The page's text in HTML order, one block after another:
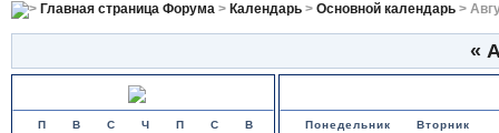
Главная страница Форума> Календарь> Основной календарь>
«
П В С Ч П С В Понедельник Вторник